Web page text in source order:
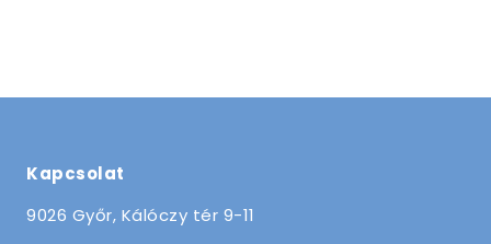
Kapcsolat
9026 Győr, Kálóczy tér 9-11